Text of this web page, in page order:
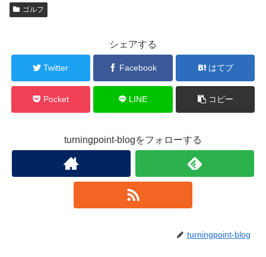
ゴルフ
シェアする
Twitter Facebook はてブ
Pocket LINE コピー
turningpoint-blogをフォローする
turningpoint-blog